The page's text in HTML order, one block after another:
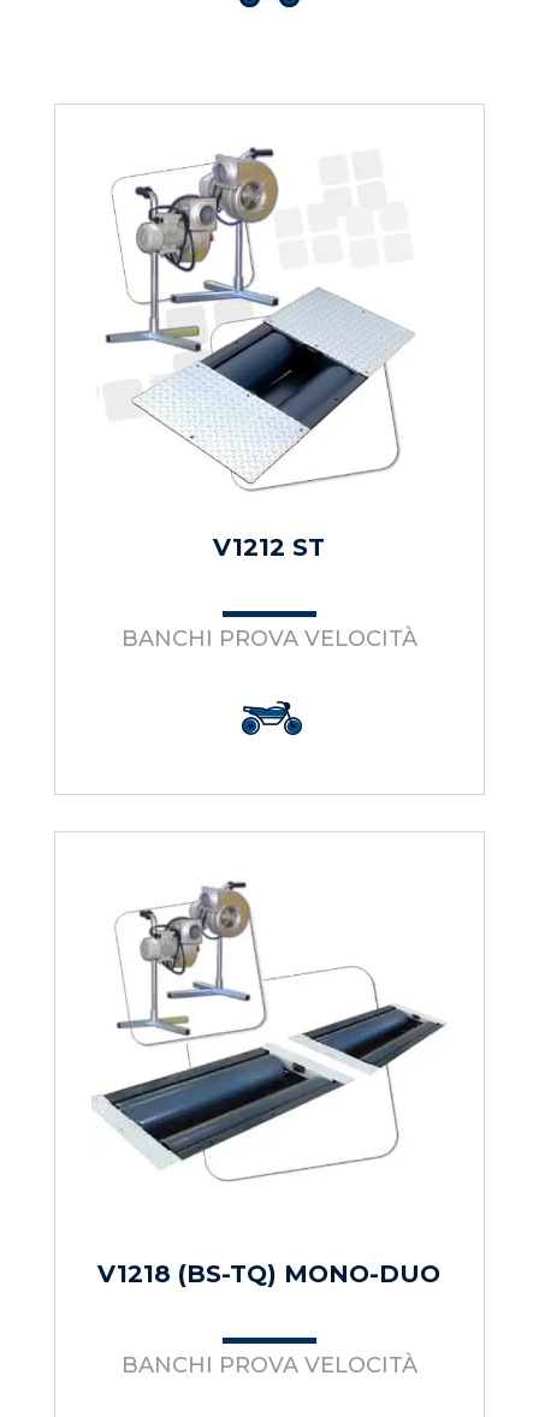
V1212 ST
BANCHI PROVA VELOCITÀ
V1218 (BS-TQ) MONO-DUO
BANCHI PROVA VELOCITÀ